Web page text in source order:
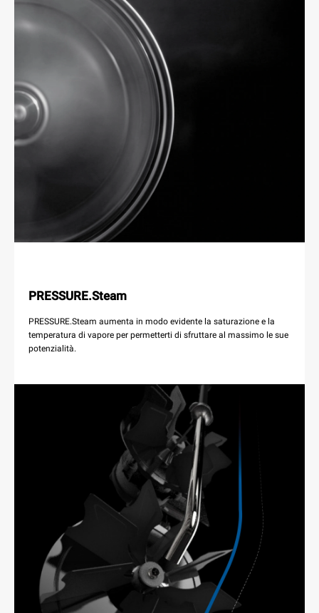
PRESSURE.Steam
PRESSURE.Steam aumenta in modo evidente la saturazione e la
temperatura di vapore per permetterti di sfruttare al massimo le sue
potenzialità.